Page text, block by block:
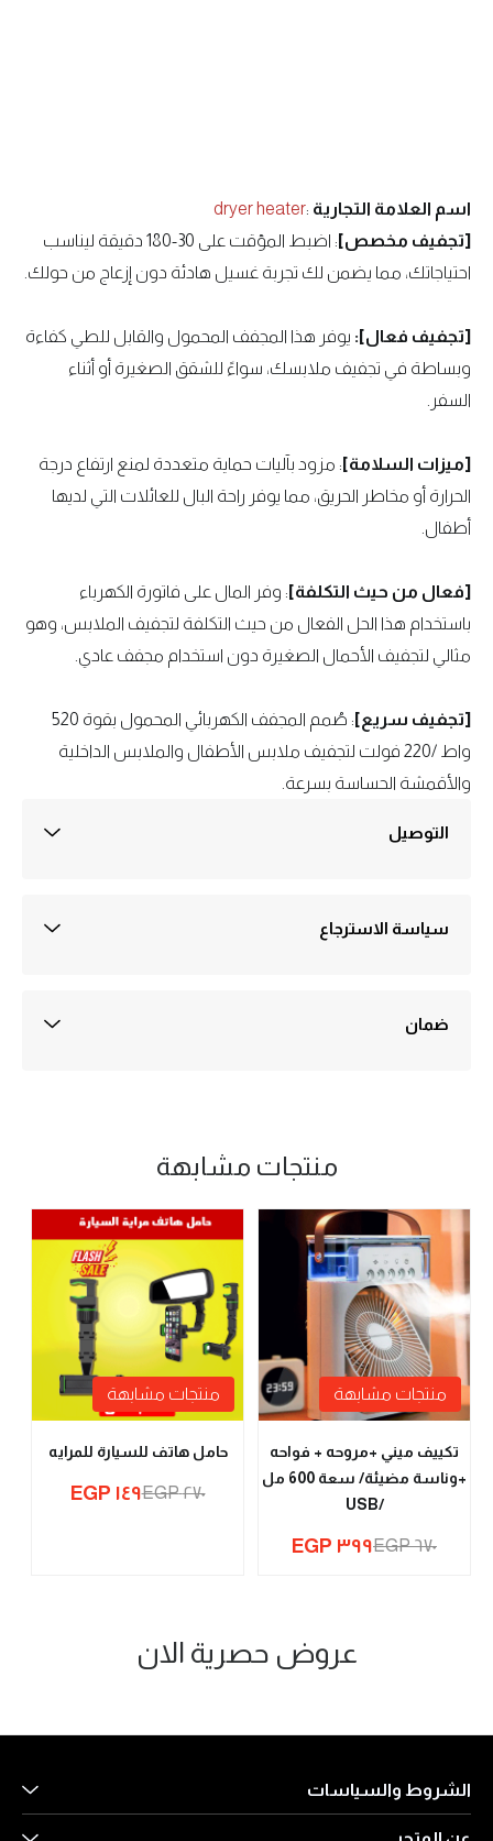
اسم العلامة التجارية :
dryer heater
[تجفيف مخصص]
: اضبط المؤقت على 30-180 دقيقة ليناسب
احتياجاتك، مما يضمن لك تجربة غسيل هادئة دون إزعاج من حولك.
[تجفيف فعال]: يوفر هذا المجفف المحمول والقابل للطي كفاءة
وبساطة في تجفيف ملابسك، سواءً للشقق الصغيرة أو أثناء
السفر.
[ميزات السلامة] : مزود بآليات حماية متعددة لمنع ارتفاع درجة
الحرارة أو مخاطر الحريق، مما يوفر راحة البال للعائلات التي لديها
أطفال.
[فعال من حيث التكلفة] : وفر المال على فاتورة الكهرباء
باستخدام هذا الحل الفعال من حيث التكلفة لتجفيف الملابس، وهو
مثالي لتجفيف الأحمال الصغيرة دون استخدام مجفف عادي.
[تجفيف سريع]
: صُمم المجفف الكهربائي المحمول بقوة 520
واط /220 فولت لتجفيف ملابس الأطفال والملابس الداخلية
والأقمشة الحساسة بسرعة.
التوصيل
سياسة الاسترجاع
من تاريخه وهو بمثابة مده كافيه للتأكد ان المنتج لايوجد به اي عيوب صناعه
ضمان
منتجات مشابهة
منتجات مشابهة
تكييف ميني +مروحه + فواحه
+وناسة مضيئة/ سعة 600 مل
/USB
٦٧٠ EGP ٣٩٩ EGP
منتجات مشابهة
حامل هاتف للسيارة للمرايه
٢٧٠ EGP ١٤٩ EGP
عروض حصرية الانمراوح|مراوح رذاذ|مراوح
جيب|مراوح مكتب
وحمام وغرف وادوات
مقاعد واثاث قابل للنفخ
الشروط والسياسات